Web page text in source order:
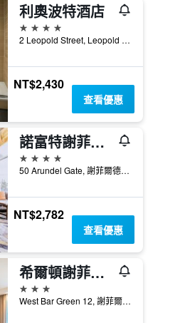
利奧波特酒店
4星級
2 Leopold Street, Leopold Square, 謝菲爾德, 英國
NT$2,430
查看優惠
諾富特謝菲爾德市中心
4星級
50 Arundel Gate, 謝菲爾德, 英國
NT$2,782
查看優惠
希爾頓謝菲爾德漢普頓酒店
3星級
West Bar Green 12, 謝菲爾德, 英國